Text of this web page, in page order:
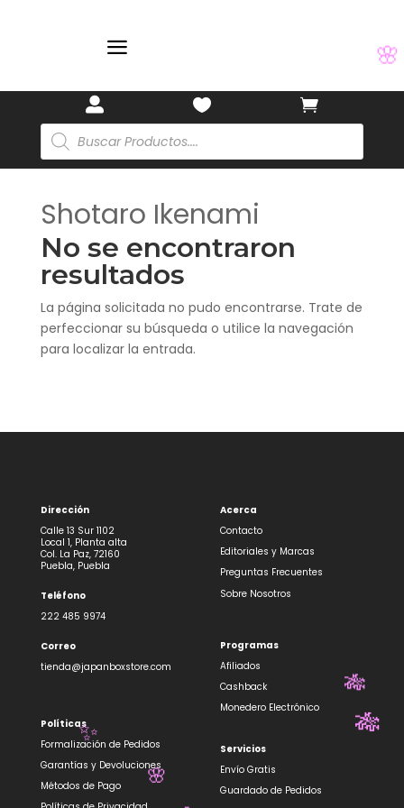
a
 

Búsqueda
de
productos
Shotaro Ikenami
No se encontraron
resultados
La página solicitada no pudo encontrarse. Trate de
perfeccionar su búsqueda o utilice la navegación
para localizar la entrada.
Dirección
Calle 13 Sur 1102
Local 1, Planta alta
Col. La Paz, 72160
Puebla, Puebla
Teléfono
222 485 9974
Correo
tienda@japanboxstore.com
Políticas
Formalización de Pedidos
Garantías y Devoluciones
Métodos de Pago
Acerca
Contacto
Editoriales y Marcas
Preguntas Frecuentes
Sobre Nosotros
Programas
Afiliados
Cashback
Monedero Electrónico
Servicios
Envío Gratis
Guardado de Pedidos
🎋
🎋
🌸
🌸
✨